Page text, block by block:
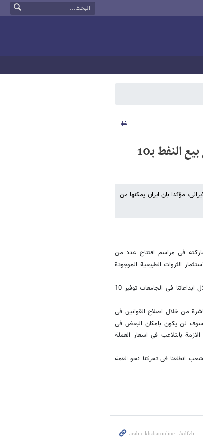
الرئیس الایرانی: یمکننا تحقیق عائدات تفوق مبالغ بیع النفط بـ10
مؤکدا بان ایران یمکنها من
فی مراسم افتتاح عدد من
الثروات الطبیعیة الموجودة
واعتبر ان لا اهمیة لامتناع الغرب عن شراء النفط الایرانی واضاف، اننا یمکننا من خلال ابداعاتنا فی الجامعات توفیر 10
من خلال اصلاح القوانین فی
وسوف لن یکون بامکان البعض فی
بالتلاعب فی اسعار العملة
انطلقنا فی تحرکنا نحو القمة